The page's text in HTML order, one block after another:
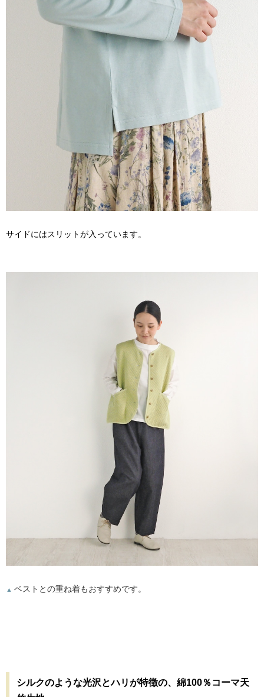
サイドにはスリットが入っています。
▲ ベストとの重ね着もおすすめです。
シルクのような光沢とハリが特徴の、綿100％コーマ天